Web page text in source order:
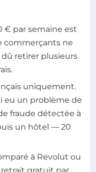
€ par semaine est
commerçants ne
retirer plusieurs
uniquement.
eu un problème de
fraude détectée à
un hôtel — 20
à Revolut ou